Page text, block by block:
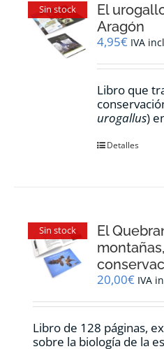
Sin stock
El
Aragón
4,95€ IVA
Libro que
urogallus)
Detalles
Sin stock
El
20,00€ IVA
Libro de 128 páginas,
sobre la biología de la